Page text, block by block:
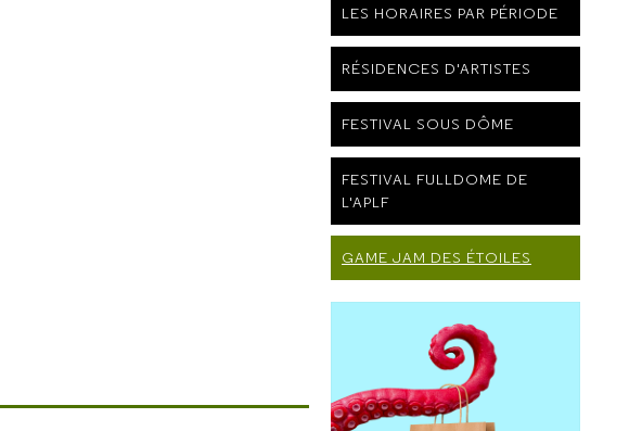
LES HORAIRES PAR PÉRIODE
RÉSIDENCES D'ARTISTES
FESTIVAL SOUS DÔME
FESTIVAL FULLDOME DE
L'APLF
GAME JAM DES ÉTOILES